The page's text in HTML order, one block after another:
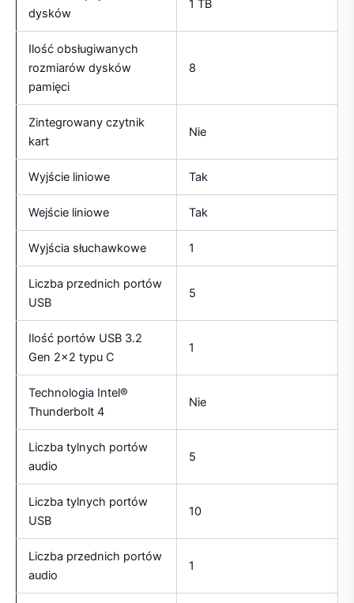
dysków
1 TB
Ilość obsługiwanych
rozmiarów dysków
pamięci
8
Zintegrowany czytnik
kart
Nie
Wyjście liniowe Tak
Wejście liniowe Tak
Wyjścia słuchawkowe 1
Liczba przednich portów
USB
5
Ilość portów USB 3.2
Gen 2×2 typu C
1
Technologia Intel®
Thunderbolt 4
Nie
Liczba tylnych portów
audio
5
Liczba tylnych portów
USB
10
Liczba przednich portów
audio
1